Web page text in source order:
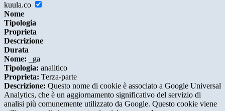
kuula.co
Nome
Tipologia
Proprieta
Descrizione
Durata
Nome: _ga
Tipologia: analitico
Proprieta: Terza-parte
Descrizione: Questo nome di cookie è associato a Google Universal
Analytics, che è un aggiornamento significativo del servizio di
analisi più comunemente utilizzato da Google. Questo cookie viene